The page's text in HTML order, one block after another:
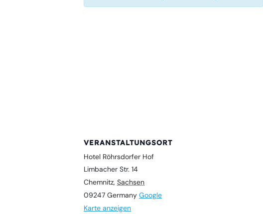
VERANSTALTUNGSORT
Hotel Röhrsdorfer Hof
Limbacher Str. 14
Chemnitz, Sachsen
09247 Germany Google
Karte anzeigen